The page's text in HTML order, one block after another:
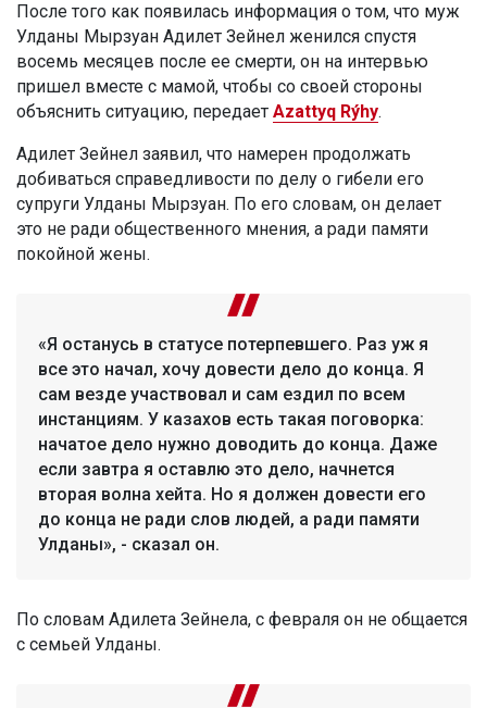
После того как появилась информация о том, что муж
Улданы Мырзуан Адилет Зейнел женился спустя
восемь месяцев после ее смерти, он на интервью
пришел вместе с мамой, чтобы со своей стороны
объяснить ситуацию, передает Azattyq Rýhy.
Адилет Зейнел заявил, что намерен продолжать
добиваться справедливости по делу о гибели его
супруги Улданы Мырзуан. По его словам, он делает
это не ради общественного мнения, а ради памяти
покойной жены.
«Я останусь в статусе потерпевшего. Раз уж я
все это начал, хочу довести дело до конца. Я
сам везде участвовал и сам ездил по всем
инстанциям. У казахов есть такая поговорка:
начатое дело нужно доводить до конца. Даже
если завтра я оставлю это дело, начнется
вторая волна хейта. Но я должен довести его
до конца не ради слов людей, а ради памяти
Улданы», - сказал он.
По словам Адилета Зейнела, с февраля он не общается
с семьей Улданы.